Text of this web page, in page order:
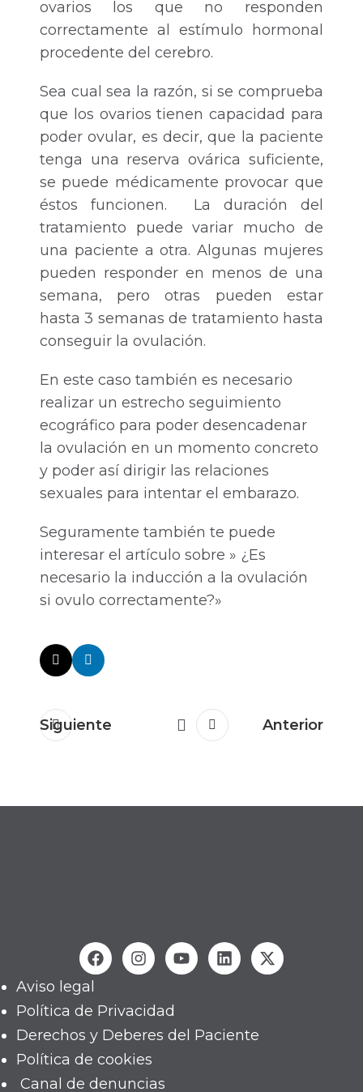
ovarios los que no responden
correctamente al estímulo hormonal
procedente del cerebro.
Sea cual sea la razón, si se comprueba
que los ovarios tienen capacidad para
poder ovular, es decir, que la paciente
tenga una reserva ovárica suficiente,
se puede médicamente provocar que
éstos funcionen. La duración del
tratamiento puede variar mucho de
una paciente a otra. Algunas mujeres
pueden responder en menos de una
semana, pero otras pueden estar
hasta 3 semanas de tratamiento hasta
conseguir la ovulación.
En este caso también es necesario
realizar un estrecho seguimiento
ecográfico para poder desencadenar
la ovulación en un momento concreto
y poder así dirigir las relaciones
sexuales para intentar el embarazo.
Seguramente también te puede
interesar el artículo sobre » ¿Es
necesario la inducción a la ovulación
si ovulo correctamente?»
Siguiente Anterior
Aviso legal
Política de Privacidad
Derechos y Deberes del Paciente
Política de cookies
Canal de denuncias